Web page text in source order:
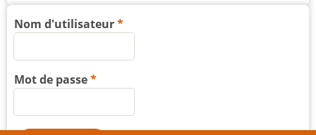
Nom d'utilisateur
Mot de passe